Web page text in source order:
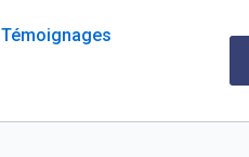
Témoignages